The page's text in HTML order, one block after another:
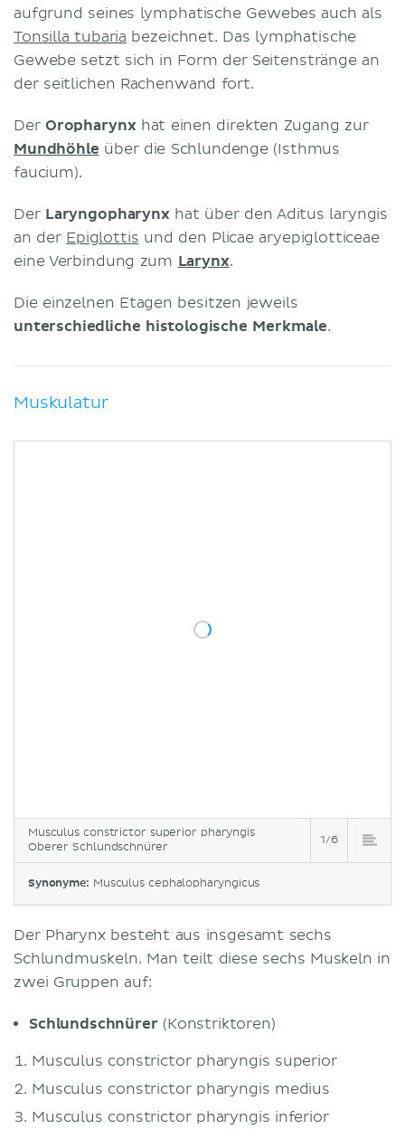
aufgrund seines lymphatische Gewebes auch als
Tonsilla tubaria bezeichnet. Das lymphatische
Gewebe setzt sich in Form der Seitenstränge an
der seitlichen Rachenwand fort.
Der Oropharynxhat einen direkten Zugang zur
Mundhöhle über die Schlundenge (Isthmus
faucium).
Der Laryngopharynxhat über den Aditus laryngis
an der Epiglottis und den Plicae aryepiglotticeae
eine Verbindung zum Larynx.
Die einzelnen Etagen besitzen jeweils
unterschiedliche histologische Merkmale.
Muskulatur
Musculus constrictor superior pharyngis
Oberer Schlundschnürer
1/6
Synonyme: Musculus cephalopharyngicus
Der Pharynx besteht aus insgesamt sechs
Schlundmuskeln. Man teilt diese sechs Muskeln in
zwei Gruppen auf:
Schlundschnürer(Konstriktoren)
Musculus constrictor pharyngis superior
Musculus constrictor pharyngis medius
Musculus constrictor pharyngis inferior